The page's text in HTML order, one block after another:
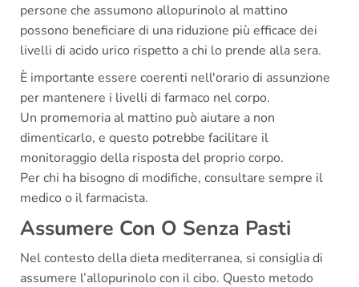
persone che assumono allopurinolo al mattino
possono beneficiare di una riduzione più efficace dei
livelli di acido urico rispetto a chi lo prende alla sera.
È importante essere coerenti nell'orario di assunzione
per mantenere i livelli di farmaco nel corpo.
Un promemoria al mattino può aiutare a non
dimenticarlo, e questo potrebbe facilitare il
monitoraggio della risposta del proprio corpo.
Per chi ha bisogno di modifiche, consultare sempre il
medico o il farmacista.
Assumere Con O Senza Pasti
Nel contesto della dieta mediterranea, si consiglia di
assumere l’allopurinolo con il cibo. Questo metodo